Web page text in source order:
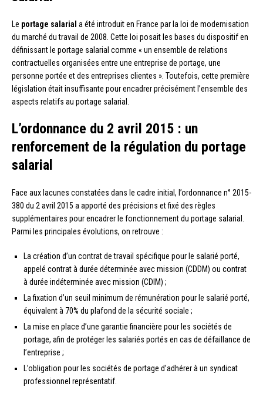
Le portage salarial a été introduit en France par la loi de modernisation
du marché du travail de 2008. Cette loi posait les bases du dispositif en
définissant le portage salarial comme « un ensemble de relations
contractuelles organisées entre une entreprise de portage, une
personne portée et des entreprises clientes ». Toutefois, cette première
législation était insuffisante pour encadrer précisément l’ensemble des
aspects relatifs au portage salarial.
L’ordonnance du 2 avril 2015 : un
renforcement de la régulation du portage
salarial
Face aux lacunes constatées dans le cadre initial, l’ordonnance n° 2015-
380 du 2 avril 2015 a apporté des précisions et fixé des règles
supplémentaires pour encadrer le fonctionnement du portage salarial.
Parmi les principales évolutions, on retrouve :
La création d’un contrat de travail spécifique pour le salarié porté,
appelé contrat à durée déterminée avec mission (CDDM) ou contrat
à durée indéterminée avec mission (CDIM) ;
La fixation d’un seuil minimum de rémunération pour le salarié porté,
équivalent à 70% du plafond de la sécurité sociale ;
La mise en place d’une garantie financière pour les sociétés de
portage, afin de protéger les salariés portés en cas de défaillance de
l’entreprise ;
L’obligation pour les sociétés de portage d’adhérer à un syndicat
professionnel représentatif.